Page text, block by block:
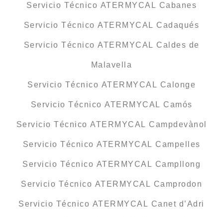
Servicio Técnico ATERMYCAL Cabanes
Servicio Técnico ATERMYCAL Cadaqués
Servicio Técnico ATERMYCAL Caldes de
Malavella
Servicio Técnico ATERMYCAL Calonge
Servicio Técnico ATERMYCAL Camós
Servicio Técnico ATERMYCAL Campdevànol
Servicio Técnico ATERMYCAL Campelles
Servicio Técnico ATERMYCAL Campllong
Servicio Técnico ATERMYCAL Camprodon
Servicio Técnico ATERMYCAL Canet d’Adri